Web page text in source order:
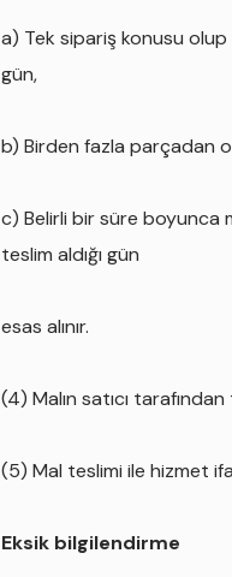
a) Tek sipariş konusu olup
gün,
b) Birden fazla parçadan
c) Belirli bir süre boyunca
teslim aldığı gün
esas alınır.
(4) Malın satıcı
(5) Mal teslimi ile hizmet
Eksik bilgilendirme